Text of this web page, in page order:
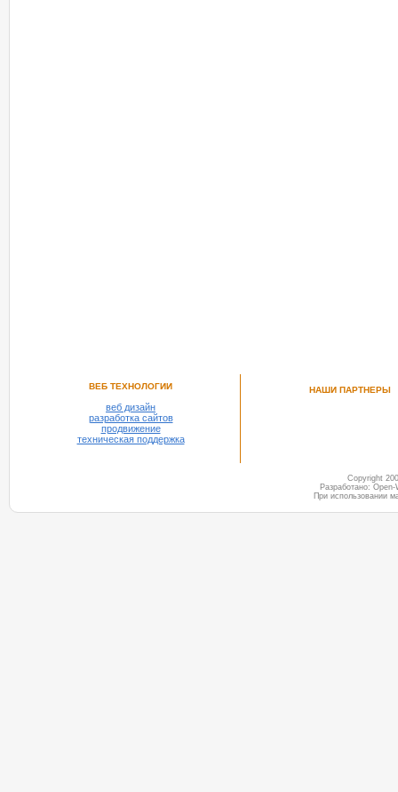
ВЕБ ТЕХНОЛОГИИ
веб дизайн
разработка сайтов
продвижение
техническая поддержка
НАШИ ПАРТНЕРЫ
Copyright
Разработано:
При использовании